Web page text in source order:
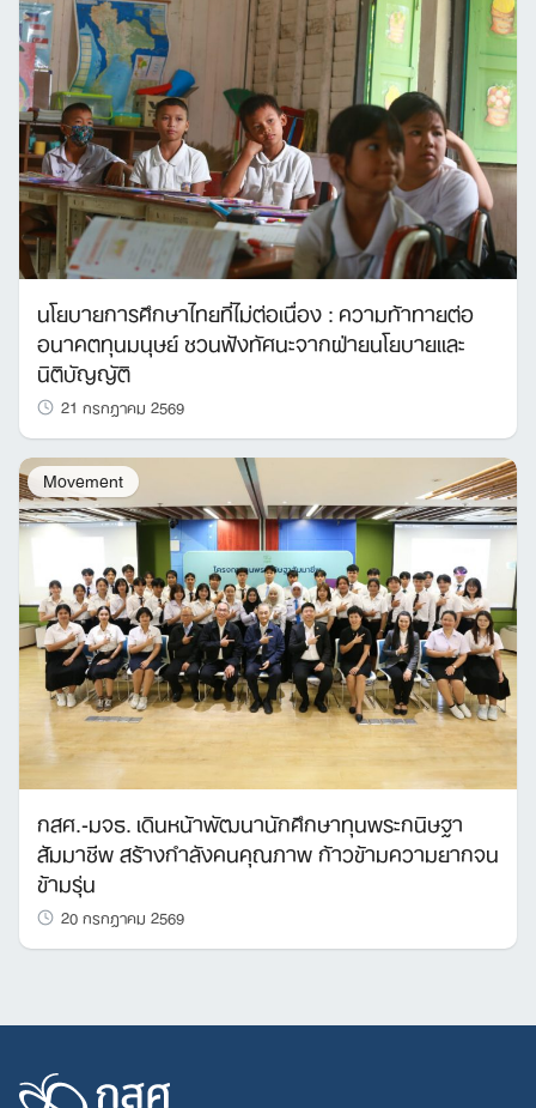
นโยบายการศึกษาไทยที่ไม่ต่อเนื่อง : ความท้าทายต่อ
อนาคตทุนมนุษย์ ชวนฟังทัศนะจากฝ่ายนโยบายและ
นิติบัญญัติ
21 กรกฎาคม 2569
Movement
กสศ.-มจธ. เดินหน้าพัฒนานักศึกษาทุนพระกนิษฐา
สัมมาชีพ สร้างกำลังคนคุณภาพ ก้าวข้ามความยากจน
ข้ามรุ่น
20 กรกฎาคม 2569